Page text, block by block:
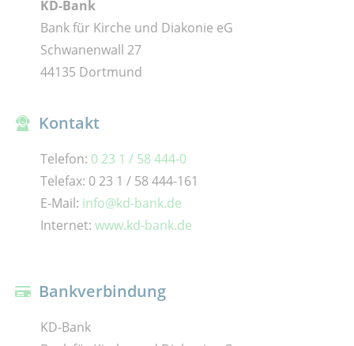
KD-Bank
Bank für Kirche und Diakonie eG
Schwanenwall 27
44135 Dortmund
Kontakt
Telefon: 0 23 1 / 58 444-0
Telefax: 0 23 1 / 58 444-161
E-Mail: info@kd-bank.de
Internet: www.kd-bank.de
Bankverbindung
KD-Bank